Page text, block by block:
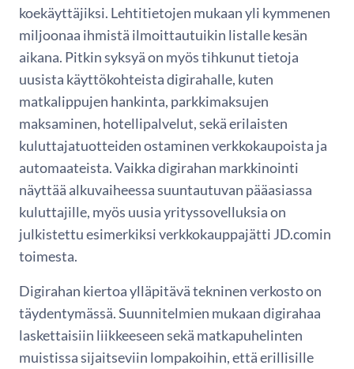
koekäyttäjiksi. Lehtitietojen mukaan yli kymmenen
miljoonaa ihmistä ilmoittautuikin listalle kesän
aikana. Pitkin syksyä on myös tihkunut tietoja
uusista käyttökohteista digirahalle, kuten
matkalippujen hankinta, parkkimaksujen
maksaminen, hotellipalvelut, sekä erilaisten
kuluttajatuotteiden ostaminen verkkokaupoista ja
automaateista. Vaikka digirahan markkinointi
näyttää alkuvaiheessa suuntautuvan pääasiassa
kuluttajille, myös uusia yrityssovelluksia on
julkistettu esimerkiksi verkkokauppajätti JD.comin
toimesta.
Digirahan kiertoa ylläpitävä tekninen verkosto on
täydentymässä. Suunnitelmien mukaan digirahaa
laskettaisiin liikkeeseen sekä matkapuhelinten
muistissa sijaitseviin lompakoihin, että erillisille